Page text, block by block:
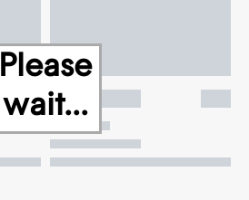
Please
wait...